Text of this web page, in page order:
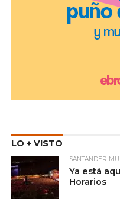
LO + VISTO
SANTANDER
Ya está
Horarios